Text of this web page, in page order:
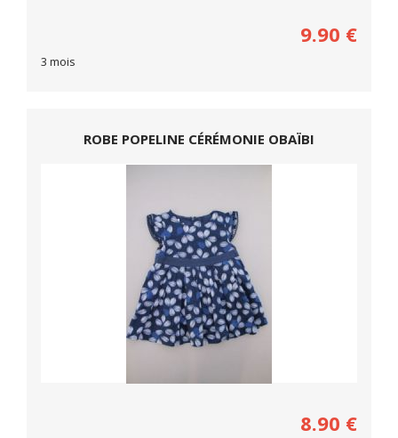
9.90 €
3 mois
ROBE POPELINE CÉRÉMONIE OBAÏBI
8.90 €